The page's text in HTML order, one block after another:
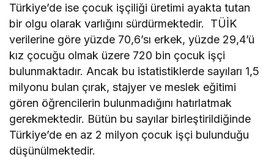
Türkiye’de ise çocuk işçiliği üretimi ayakta tutan
bir olgu olarak varlığını sürdürmektedir. TÜİK
verilerine göre yüzde 70,6’sı erkek, yüzde 29,4’ü
kız çocuğu olmak üzere 720 bin çocuk işçi
bulunmaktadır. Ancak bu istatistiklerde sayıları 1,5
milyonu bulan çırak, stajyer ve meslek eğitimi
gören öğrencilerin bulunmadığını hatırlatmak
gerekmektedir. Bütün bu sayılar birleştirildiğinde
Türkiye’de en az 2 milyon çocuk işçi bulunduğu
düşünülmektedir.